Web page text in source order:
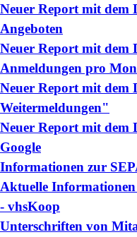
Neuer Report mit
Angeboten
Neuer Report mit dem
Anmeldungen pro
Neuer Report mit
Weitermeldungen"
Neuer Report mit dem
Google
Informationen zur
Aktuelle
- vhsKoop
Unterschriften von